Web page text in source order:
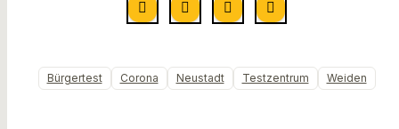
Bürgertest Corona Neustadt Testzentrum Weiden